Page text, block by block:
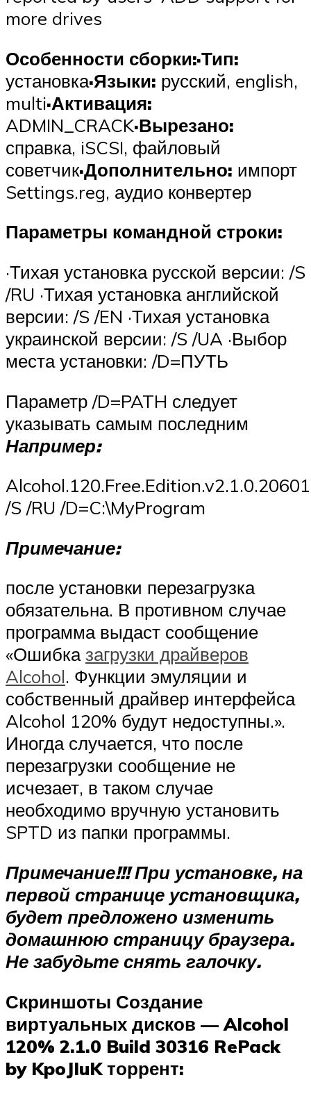
more drives
Особенности сборки:·Тип:
установка·Языки: русский, english,
multi·Активация:
ADMIN_CRACK·Вырезано:
справка, iSCSI, файловый
советчик·Дополнительно: импорт
Settings.reg, аудио конвертер
Параметры командной строки:
·Тихая установка русской версии: /S
/RU ·Тихая установка английской
версии: /S /EN ·Тихая установка
украинской версии: /S /UA ·Выбор
места установки: /D=ПУТЬ
Параметр /D=PATH следует
указывать самым последним
Например:
/S /RU /D=C:\MyProgram
Примечание:
после установки перезагрузка
обязательна. В противном случае
программа выдаст сообщение
«Ошибказагрузки драйверов
Alcohol. Функции эмуляции и
собственный драйвер интерфейса
Alcohol 120% будут недоступны.».
Иногда случается, что после
перезагрузки сообщение не
исчезает, в таком случае
необходимо вручную установить
SPTD из папки программы.
Примечание!!! При установке, на
первой странице установщика,
будет предложено изменить
домашнюю страницу браузера.
Не забудьте снять галочку.
Скриншоты Создание
виртуальных дисков — Alcohol
120% 2.1.0 Build 30316 RePack
by KpoJIuK торрент: